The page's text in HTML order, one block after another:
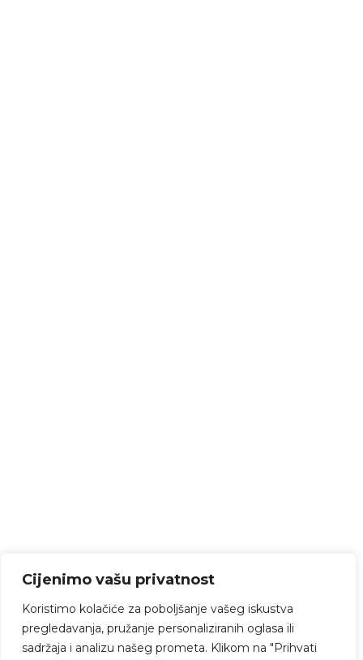
Cijenimo vašu privatnost
Koristimo kolačiće za poboljšanje vašeg iskustva
pregledavanja, pružanje personaliziranih oglasa ili
sadržaja i analizu našeg prometa. Klikom na "Prihvati